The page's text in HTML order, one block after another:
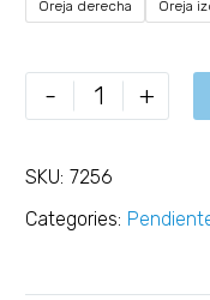
Oreja derecha Oreja
- +
SKU: 7256
Categories: